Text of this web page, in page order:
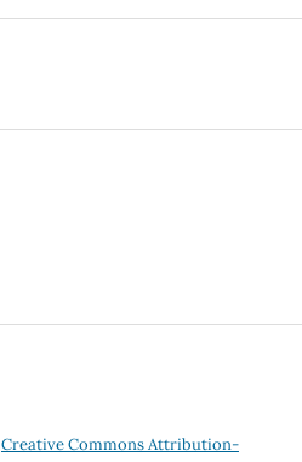
Creative Commons Attribution-